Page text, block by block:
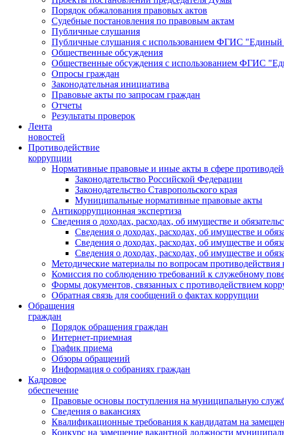
Порядок обжалования правовых актов
Судебные постановления по правовым актам
Публичные слушания
Публичные слушания с использованием ФГИС "Единый
Общественные обсуждения
Общественные обсуждения с использованием ФГИС
Опросы граждан
Законодательная инициатива
Правовые акты по запросам граждан
Отчеты
Результаты проверок
Лента
новостей
Противодействие
коррупции
Нормативные правовые и иные акты в сфере
Законодательство Российской Федерации
Законодательство Ставропольского края
Муниципальные нормативные правовые акты
Антикоррупционная экспертиза
Сведения о доходах, расходах, об имуществе и
Сведения о доходах, расходах, об имуществе и
Сведения о доходах, расходах, об имуществе и
Сведения о доходах, расходах, об имуществе и
Методические материалы по вопросам противодействия
Комиссия по соблюдению требований к служебному
Формы документов, связанных с противодействием
Обратная связь для сообщений о фактах коррупции
Обращения
граждан
Порядок обращения граждан
Интернет-приемная
График приема
Обзоры обращений
Информация о собраниях граждан
Кадровое
обеспечение
Правовые основы поступления на муниципальную
Сведения о вакансиях
Квалификационные требования к кандидатам на
Конкурс на замещение вакантной должности